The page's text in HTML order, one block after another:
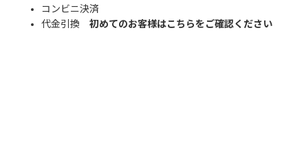
コンビニ決済
代金引換 初めてのお客様はこちらをご確認ください